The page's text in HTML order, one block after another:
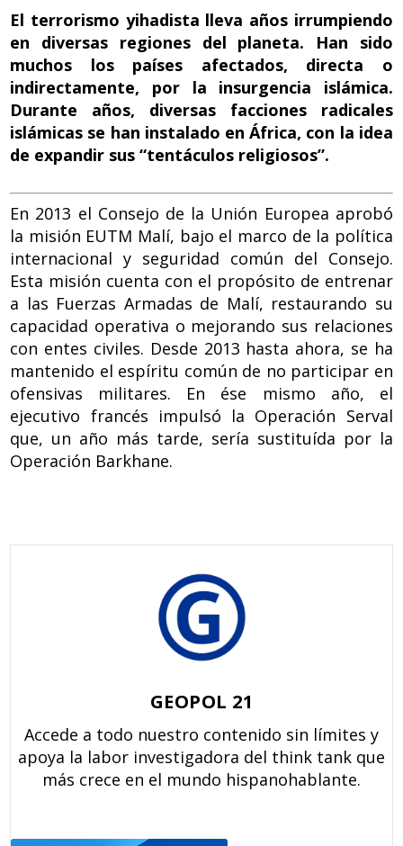
e
b
o
o
k
k
e
dI
n
at
s
A
p
p
d
di
t
t
El terrorismo yihadista lleva años irrumpiendo
en diversas regiones del planeta. Han sido
muchos los países afectados, directa o
indirectamente, por la insurgencia islámica.
Durante años, diversas facciones radicales
islámicas se han instalado en África, con la idea
de expandir sus “tentáculos religiosos”.
En 2013 el Consejo de la Unión Europea aprobó
la misión EUTM Malí, bajo el marco de la política
internacional y seguridad común del Consejo.
Esta misión cuenta con el propósito de entrenar
a las Fuerzas Armadas de Malí, restaurando su
capacidad operativa o mejorando sus relaciones
con entes civiles. Desde 2013 hasta ahora, se ha
mantenido el espíritu común de no participar en
ofensivas militares. En ése mismo año, el
ejecutivo francés impulsó la Operación Serval
que, un año más tarde, sería sustituída por la
Operación Barkhane.
GEOPOL 21
Accede a todo nuestro contenido sin límites y
apoya la labor investigadora del think tank que
más crece en el mundo hispanohablante.